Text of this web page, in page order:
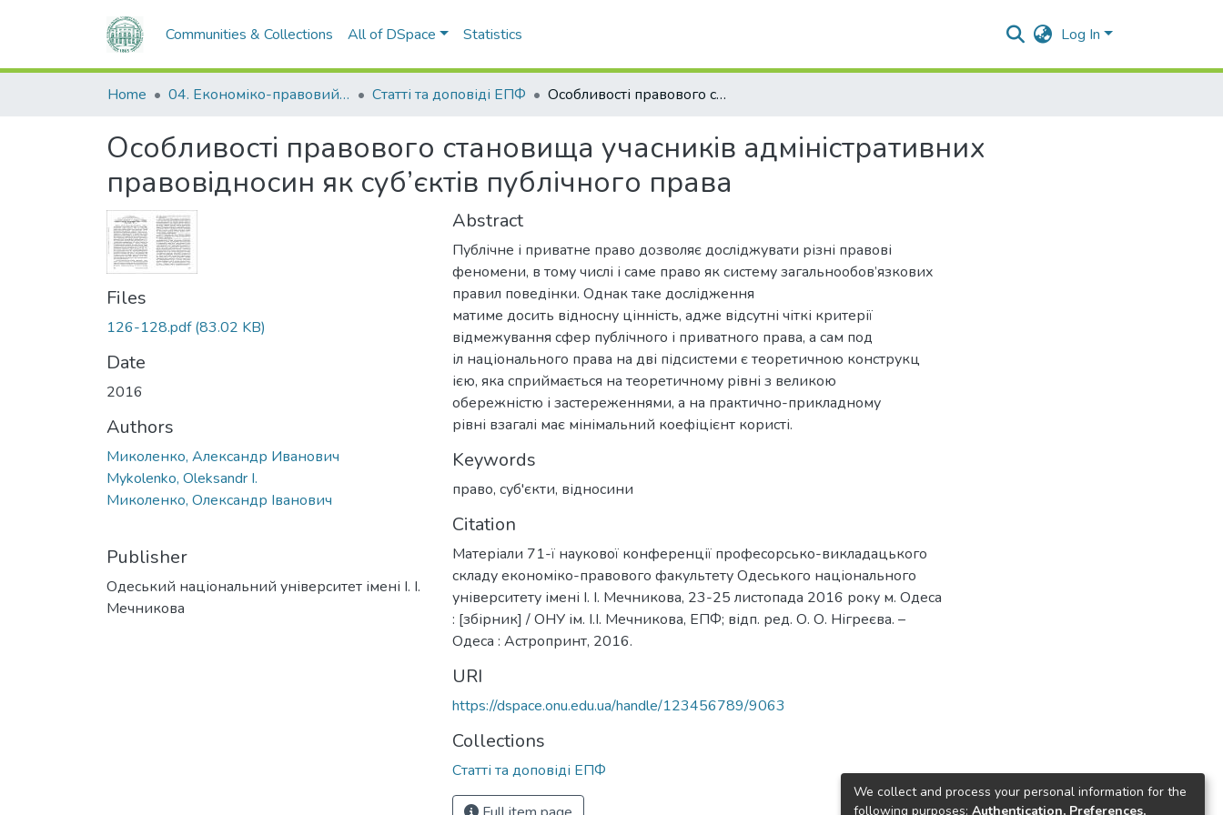
Communities & Collections All of DSpace Statistics Log In
Home 04. Економіко-правовий факультет Статті та доповіді ЕПФ Особливості правового становища учасників адміністративних правовідносин як суб’єктів публічного права
Особливості правового становища учасників адміністративних
правовідносин як суб’єктів публічного права
Files
126-128.pdf(83.02 KB)
Date
2016
Authors
Миколенко, Александр Иванович
Mykolenko, Oleksandr I.
Миколенко, Олександр Іванович
Publisher
Одеський національний університет імені І. І.
Мечникова
Abstract
Публічне і приватне право дозволяє досліджувати різні правові
феномени, в тому числі і саме право як систему загальнообов’язкових
правил поведінки. Однак таке дослідження
матиме досить відносну цінність, адже відсутні чіткі критерії
відмежування сфер публічного і приватного права, а сам под
іл національного права на дві підсистеми є теоретичною конструкц
ією, яка сприймається на теоретичному рівні з великою
обережністю і застереженнями, а на практично-прикладному
рівні взагалі має мінімальний коефіцієнт користі.
Keywords
право, суб'єкти, відносини
Citation
Матеріали 71-ї наукової конференції професорсько-викладацького
складу економіко-правового факультету Одеського національного
університету імені І. І. Мечникова, 23-25 листопада 2016 року м. Одеса
: [збірник] / ОНУ ім. І.І. Мечникова, ЕПФ; відп. ред. О. О. Нігреєва. –
Одеса : Астропринт, 2016.
URI
https://dspace.onu.edu.ua/handle/123456789/9063
Collections
Статті та доповіді ЕПФ
We collect and process your personal information for the
following purposes: Authentication, Preferences,